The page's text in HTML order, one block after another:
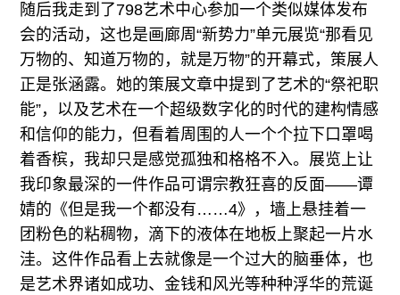
随后我走到了798艺术中心参加一个类似媒体发布
会的活动，这也是画廊周“新势力”单元展览“那看见
万物的、知道万物的，就是万物”的开幕式，策展人
正是张涵露。她的策展文章中提到了艺术的“祭祀职
能”，以及艺术在一个超级数字化的时代的建构情感
和信仰的能力，但看着周围的人一个个拉下口罩喝
着香槟，我却只是感觉孤独和格格不入。展览上让
我印象最深的一件作品可谓宗教狂喜的反面——谭
婧的《但是我一个都没有……4》，墙上悬挂着一
团粉色的粘稠物，滴下的液体在地板上聚起一片水
洼。这件作品看上去就像是一个过大的脑垂体，也
是艺术界诸如成功、金钱和风光等种种浮华的荒诞